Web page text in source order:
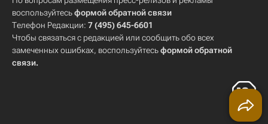
воспользуйтесьформой обратной связи
Телефон Редакции: 7 (495) 645-6601
Чтобы связаться с редакцией или сообщить обо всех
замеченных ошибках, воспользуйтесьформой обратной
связи.